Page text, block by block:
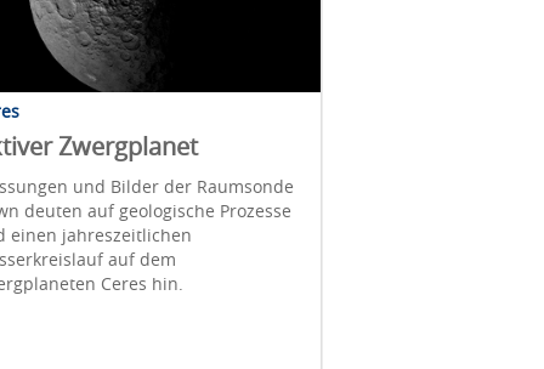
Zwergplanet
und Bilder der Raumsonde
deuten auf geologische Prozesse
einen jahreszeitlichen
auf dem
Ceres hin.